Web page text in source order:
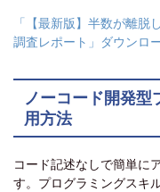
「【最新版】半数が離脱
調査レポート」ダウンロ
ノーコード開発
用方法
コード記述なしで簡単に
す。プログラミングスキ